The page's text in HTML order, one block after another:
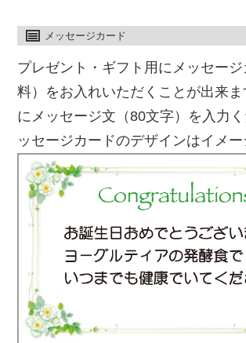
メッセージカード
プレゼント・ギフト用にメッセー
料）をお入れいただくことが出来
にメッセージ文（80文字）を入力
ッセージカードのデザインはイメー